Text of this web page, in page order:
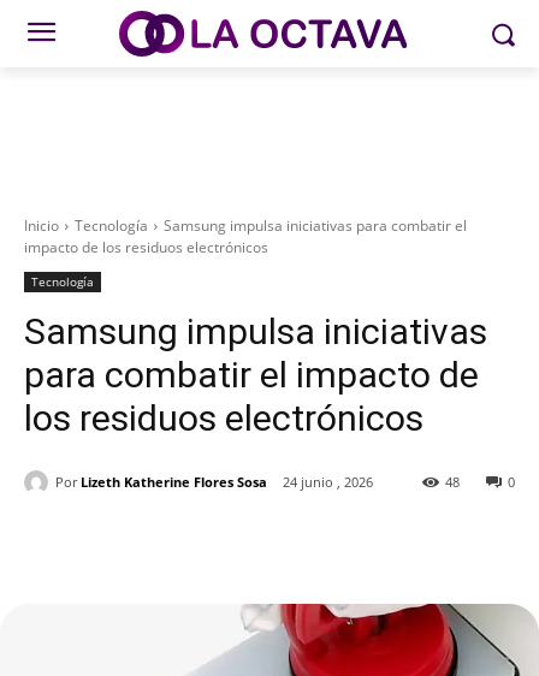
Inicio Tecnología
Samsung impulsa iniciativas para combatir el
impacto de los residuos electrónicos
Tecnología
Samsung impulsa iniciativas
para combatir el impacto de
los residuos electrónicos
Por Lizeth Katherine Flores Sosa 24 junio , 2026 0
48